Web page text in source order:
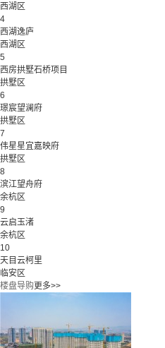
西湖区
4
西湖逸庐
西湖区
5
西房拱墅石桥项目
拱墅区
6
璟宸望澜府
拱墅区
7
伟星星宜嘉映府
拱墅区
8
滨江望舟府
余杭区
9
云启玉渚
余杭区
10
天目云柯里
临安区
楼盘导购更多>>